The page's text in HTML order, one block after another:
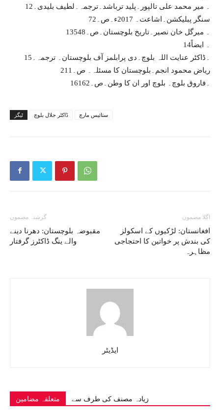
12۔ میر محمد علی تالپور۔پلید ترباشد۔ترجمہ۔لطیف بلیدی۔
سنگر پبلیکشن۔اشاعت۔ 2017ء۔ص۔72
13۔ میرگل خان نصیر۔تاریخ بلوچستان۔ص۔548
14۔ ایضاً
15۔ڈاکٹر عنایت اللہ بلوچ۔دی پرابلمز آف بلوچستان۔ ترجمہ۔
ریاض محمود انجم۔بلوچستان کا مسئلہ۔ ص۔211
16۔فاروق بلوچ۔ بلوچ اور ان کا وطن۔ص۔162
ٹیگز ڈاکٹر جلال بلوچ ستائیس مارچ
گزشتہ مضمون
مقبوضہ بلوچستان: دھرنا دینے
والے ینگ ڈاکٹرز گرفتار
اگلا مضمون
افغانستان: لڑکیوں کے اسکولز
کی بندش پر خواتین کا احتجاجی
مظاہرہ
ایڈیٹر
متعلقہ مضامین زیادہ مصنف کی طرف سے